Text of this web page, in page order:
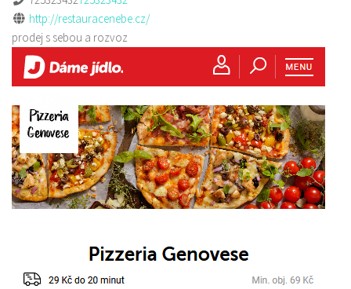
http://restauracenebe.cz/
prodej s sebou a rozvoz